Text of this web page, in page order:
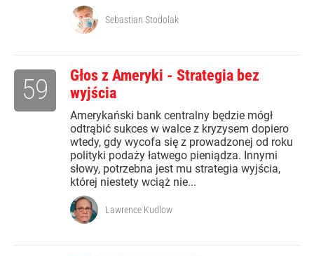
Sebastian Stodolak
Głos z Ameryki - Strategia bez
wyjścia
Amerykański bank centralny będzie mógł
odtrąbić sukces w walce z kryzysem dopiero
wtedy, gdy wycofa się z prowadzonej od roku
polityki podaży łatwego pieniądza. Innymi
słowy, potrzebna jest mu strategia wyjścia,
której niestety wciąż nie...
59
Lawrence Kudlow